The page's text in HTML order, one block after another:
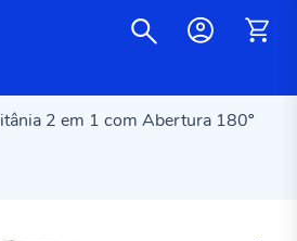
2 em 1 com Abertura 180º